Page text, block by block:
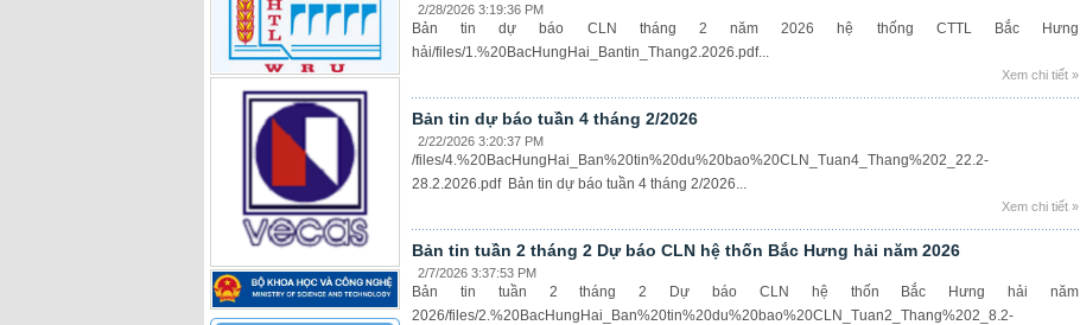
2/28/2026 3:19:36 PM
Bản tin dự báo CLN tháng 2 năm 2026 hệ thống CTTL Bắc Hưng
hải/files/1.%20BacHungHai_Bantin_Thang2.2026.pdf...
Xem chi tiết »
Bản tin dự báo tuần 4 tháng 2/2026
2/22/2026 3:20:37 PM
/files/4.%20BacHungHai_Ban%20tin%20du%20bao%20CLN_Tuan4_Thang%202_22.2-
28.2.2026.pdf Bản tin dự báo tuần 4 tháng 2/2026...
Xem chi tiết »
Bản tin tuần 2 tháng 2 Dự báo CLN hệ thốn Bắc Hưng hải năm 2026
2/7/2026 3:37:53 PM
Bản tin tuần 2 tháng 2 Dự báo CLN hệ thốn Bắc Hưng hải năm
2026/files/2.%20BacHungHai_Ban%20tin%20du%20bao%20CLN_Tuan2_Thang%202_8.2-